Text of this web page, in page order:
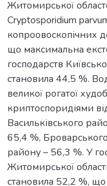
Житомирської
Cryptosporidium
копроовоскопічних
що максимальна
господарств
становила 44,5 %.
великої рогатої
криптоспоридіями
Васильківського
65,4 %,
району – 56,3 %. У
Житомирської
становила 52,2 %,